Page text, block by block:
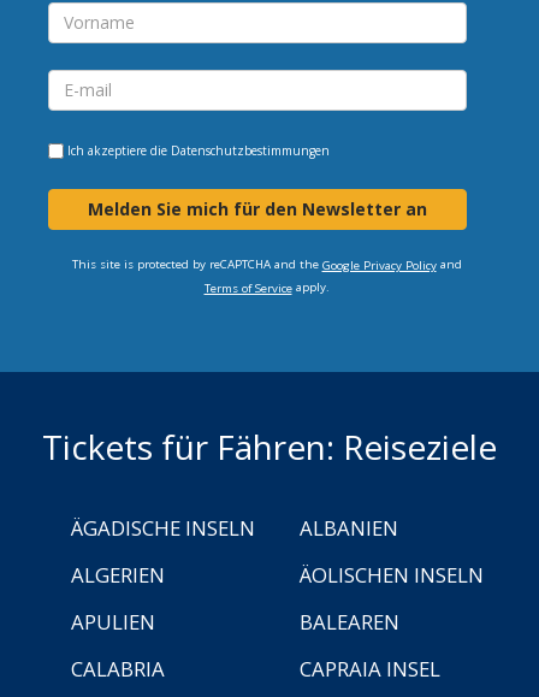
Ich akzeptiere die Datenschutzbestimmungen
Melden Sie mich für den Newsletter an
This site is protected by reCAPTCHA and the Google Privacy Policyand
Terms of Serviceapply.
Tickets für Fähren: Reiseziele
ÄGADISCHE INSELN
ALBANIEN
ALGERIEN
ÄOLISCHEN INSELN
APULIEN
BALEAREN
CALABRIA
CAPRAIA INSEL